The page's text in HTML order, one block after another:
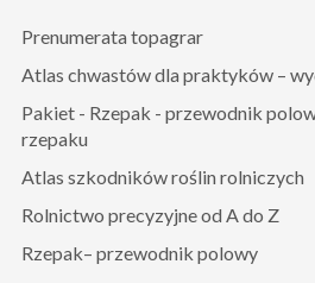
Prenumerata topagrar
Atlas chwastów dla praktyków –
Pakiet - Rzepak - przewodnik
rzepaku
Atlas szkodników roślin rolniczych
Rolnictwo precyzyjne od A do Z
Rzepak– przewodnik polowy